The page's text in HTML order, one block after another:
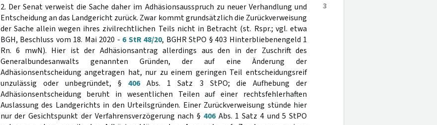
3
2. Der Senat verweist die Sache daher im Adhäsionsausspruch zu neuer Verhandlung und
Entscheidung an das Landgericht zurück. Zwar kommt grundsätzlich die Zurückverweisung
der Sache allein wegen ihres zivilrechtlichen Teils nicht in Betracht (st. Rspr.; vgl. etwa
BGH, Beschluss vom 18. Mai 2020 - 6 StR 48/20, BGHR StPO § 403 Hinterbliebenengeld 1
Rn. 6 mwN). Hier ist der Adhäsionsantrag allerdings aus den in der Zuschrift des
Generalbundesanwalts genannten Gründen, der auf eine Änderung der
Adhäsionsentscheidung angetragen hat, nur zu einem geringen Teil entscheidungsreif
unzulässig oder unbegründet, § 406Abs. 1 Satz 3 StPO; die Aufhebung der
Adhäsionsentscheidung beruht in wesentlichen Teilen auf einer rechtsfehlerhaften
Auslassung des Landgerichts in den Urteilsgründen. Einer Zurückverweisung stünde hier
nur der Gesichtspunkt der Verfahrensverzögerung nach § 406Abs. 1 Satz 4 und 5 StPO